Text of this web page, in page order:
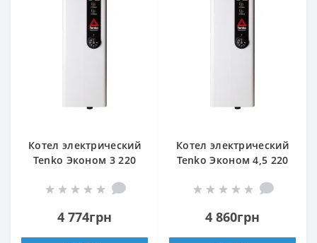
Котел электрический
Tenko Эконом 3 220
4 774грн
Котел электрический
Tenko Эконом 4,5 220
4 860грн